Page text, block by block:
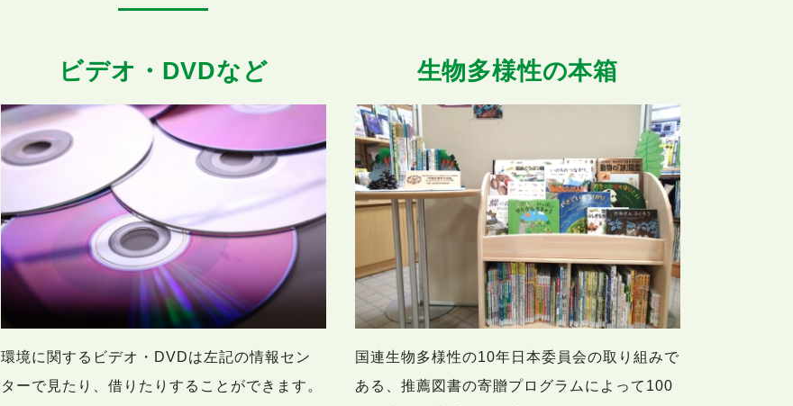
ビデオ・DVDなど
環境に関するビデオ・DVDは左記の情報セン
ターで見たり、借りたりすることができます。
生物多様性の本箱
国連生物多様性の10年日本委員会の取り組みで
ある、推薦図書の寄贈プログラムによって100